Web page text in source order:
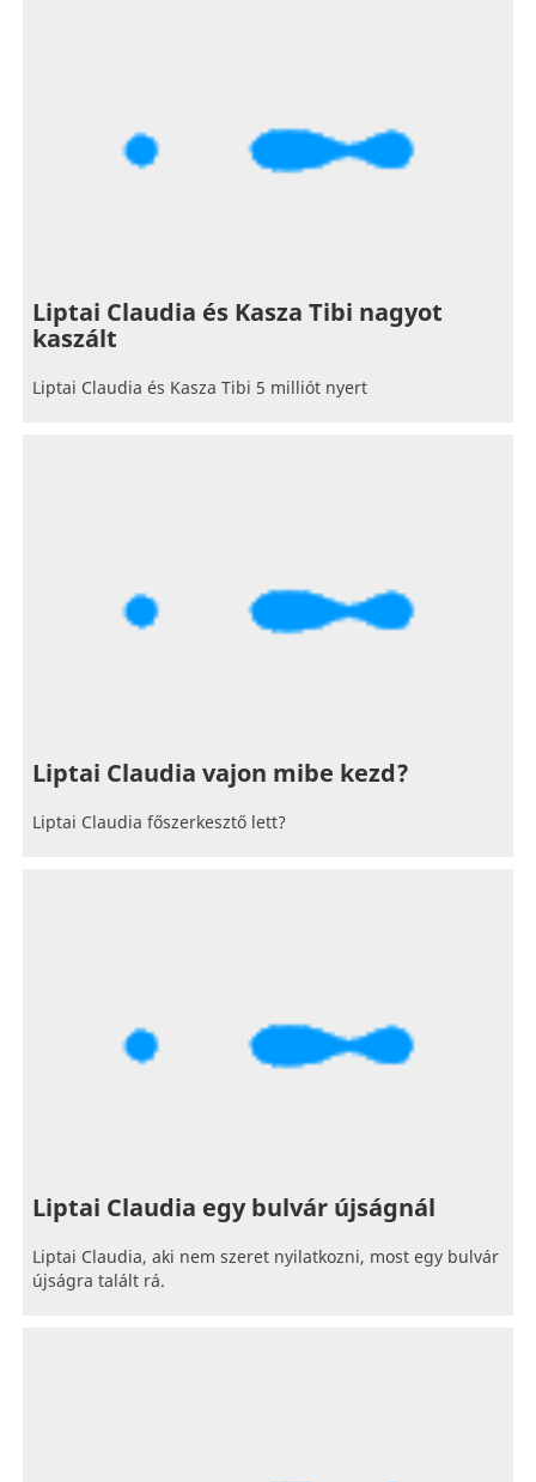
Liptai Claudia és Kasza Tibi nagyot
kaszált
Liptai Claudia és Kasza Tibi 5 milliót nyert
Liptai Claudia vajon mibe kezd?
Liptai Claudia főszerkesztő lett?
Liptai Claudia egy bulvár újságnál
Liptai Claudia, aki nem szeret nyilatkozni, most egy bulvár
újságra talált rá.